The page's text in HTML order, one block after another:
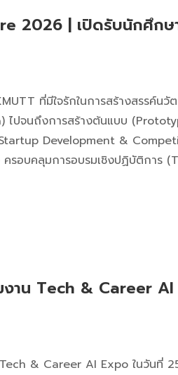
2026 | เปิดรับนักศึก
มีใจรักในการสร้างสรรค์นวัตกร
ปจนถึงการสร้างต้นแบบ
Development &
อบคลุมการอบรมเชิงปฏิบัติการ
งาน Tech & Career
& Career AI Expo ในวันที่